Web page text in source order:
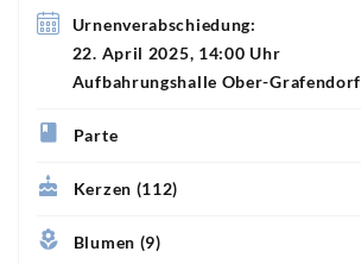
Urnenverabschiedung:
22. April 2025, 14:00 Uhr
Aufbahrungshalle Ober-Grafendorf
Parte
Kerzen (112)
Blumen (9)